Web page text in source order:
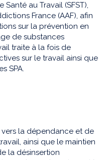
Santé au Travail (SFST),
France (AAF), afin
sur la prévention en
de substances
traite à la fois de
sur le travail ainsi que
SPA.
la dépendance et de
ainsi que le maintien
la désinsertion